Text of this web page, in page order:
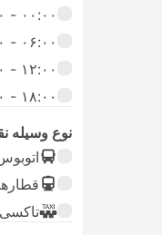
۰۰:۰۰ - ۰۶:۰۰
۰۶:۰۰ - ۱۲:۰۰
۱۲:۰۰ - ۱۸:۰۰
۱۸:۰۰ - ۲۴:۰۰
نوع وسیله